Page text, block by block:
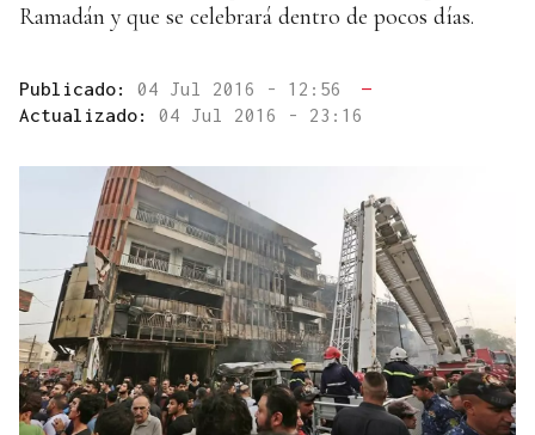
Ramadán y que se celebrará dentro de pocos días.
Publicado: 04 Jul 2016 - 12:56
—
Actualizado: 04 Jul 2016 - 23:16